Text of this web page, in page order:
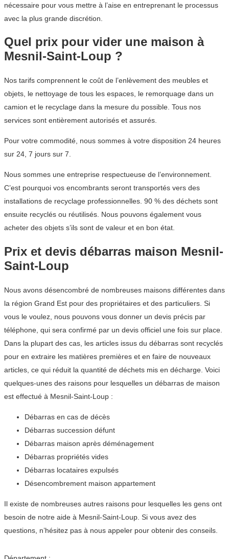
nécessaire pour vous mettre à l’aise en entreprenant le processus
avec la plus grande discrétion.
Quel prix pour vider une maison à
Mesnil-Saint-Loup ?
Nos tarifs comprennent le coût de l’enlèvement des meubles et
objets, le nettoyage de tous les espaces, le remorquage dans un
camion et le recyclage dans la mesure du possible. Tous nos
services sont entièrement autorisés et assurés.
Pour votre commodité, nous sommes à votre disposition 24 heures
sur 24, 7 jours sur 7.
Nous sommes une entreprise respectueuse de l’environnement.
C’est pourquoi vos encombrants seront transportés vers des
installations de recyclage professionnelles. 90 % des déchets sont
ensuite recyclés ou réutilisés. Nous pouvons également vous
acheter des objets s’ils sont de valeur et en bon état.
Prix et devis débarras maison Mesnil-
Saint-Loup
Nous avons désencombré de nombreuses maisons différentes dans
la région Grand Est pour des propriétaires et des particuliers. Si
vous le voulez, nous pouvons vous donner un devis précis par
téléphone, qui sera confirmé par un devis officiel une fois sur place.
Dans la plupart des cas, les articles issus du débarras sont recyclés
pour en extraire les matières premières et en faire de nouveaux
articles, ce qui réduit la quantité de déchets mis en décharge. Voici
quelques-unes des raisons pour lesquelles un débarras de maison
est effectué à Mesnil-Saint-Loup :
Débarras en cas de décès
Débarras succession défunt
Débarras maison après déménagement
Débarras propriétés vides
Débarras locataires expulsés
Désencombrement maison appartement
Il existe de nombreuses autres raisons pour lesquelles les gens ont
besoin de notre aide à Mesnil-Saint-Loup. Si vous avez des
questions, n’hésitez pas à nous appeler pour obtenir des conseils.